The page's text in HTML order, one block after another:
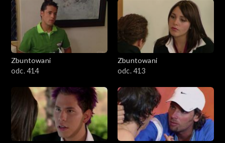
Zbuntowani
odc. 414
Zbuntowani
odc. 413